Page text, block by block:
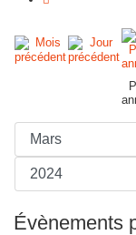
Évènements